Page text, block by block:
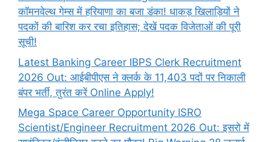
कॉमनवेल्थ गेम्स में हरियाणा का बजा डंका! धाकड़ खिलाड़ियों ने
पदकों की बारिश कर रचा इतिहास; देखें पदक विजेताओं की पूरी
सूची!
Latest Banking Career IBPS Clerk Recruitment
2026 Out: आईबीपीएस ने क्लर्क के 11,403 पदों पर निकाली
बंपर भर्ती, तुरंत करें Online Apply!
Mega Space Career Opportunity ISRO
Scientist/Engineer Recruitment 2026 Out: इसरो में